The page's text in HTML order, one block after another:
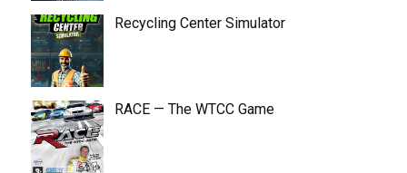
Recycling Center Simulator
RACE — The WTCC Game